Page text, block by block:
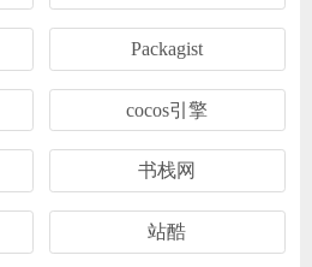
Packagist
cocos引擎
书栈网
站酷